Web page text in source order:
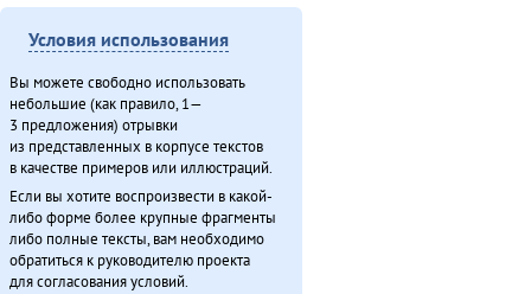
Северӈи тэгэды гукчанкит историян (2013)
Секция этнокультурнай алагувундули (2013)
Сиктэнэй (1988)
Таткитва эмэндын (2013)
Туруӈи авгарачимнил техникумду 70 анӈанил [1] (2013)
Туруӈи авгарачимнил техникумду 70 анӈанил [2] (2013)
Упкатңи илэл Буга̄ду бидерӣтын (2009)
Урэ̄н-дэ̄ Уӈко̄вул (2011)
Хавал мудана ачин (2013)
Условия использования
Вы можете свободно использовать
небольшие (как правило, 1—
3 предложения) отрывки
из представленных в корпусе текстов
в качестве примеров или иллюстраций.
Если вы хотите воспроизвести в какой-
либо форме более крупные фрагменты
либо полные тексты, вам необходимо
обратиться к руководителю проекта
для согласования условий.